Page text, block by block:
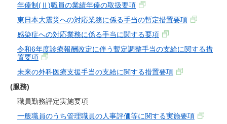
年俸制(Ⅱ)職員の業績年俸の取扱要項
東日本大震災への対応業務に係る手当の暫定措置要項
感染症への対応業務に係る手当に関する要項
令和6年度診療報酬改定に伴う暫定調整手当の支給に関する措
置要項
未来の外科医療支援手当の支給に関する措置要項
(服務)
職員勤務評定実施要項
一般職員のうち管理職員の人事評価等に関する実施要項